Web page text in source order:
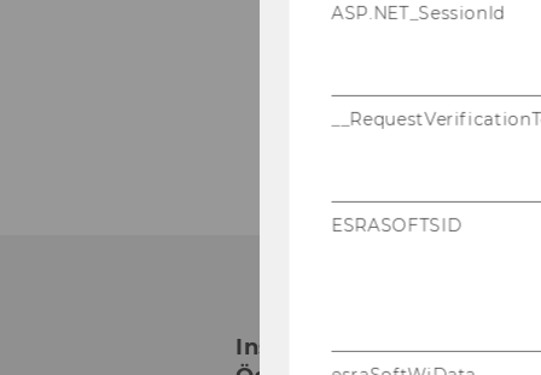
Institut für
ASP.NET_SessionId
ESRASOFTSID